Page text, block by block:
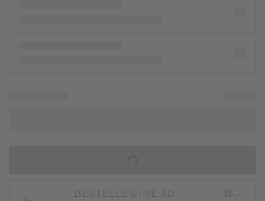
BESTELLE EINE 3D-
15,-